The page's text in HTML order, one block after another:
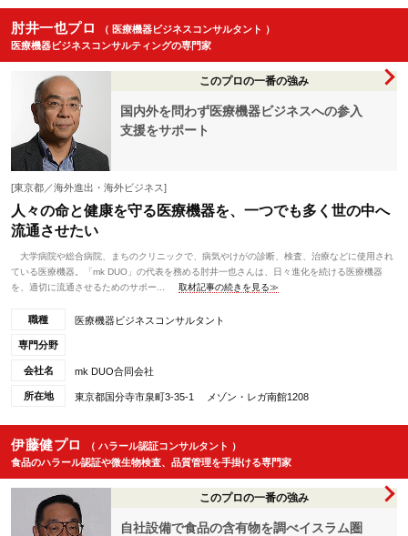
肘井一也プロ
（ 医療機器ビジネスコンサルタント ）
医療機器ビジネスコンサルティングの専門家
このプロの一番の強み
国内外を問わず医療機器ビジネスへの参入
支援をサポート
[東京都／海外進出・海外ビジネス]
人々の命と健康を守る医療機器を、一つでも多く世の中へ
流通させたい
大学病院や総合病院、まちのクリニックで、病気やけがの診断、検査、治療などに使用され
ている医療機器。「mk DUO」の代表を務める肘井一也さんは、日々進化を続ける医療機器
を、適切に流通させるためのサポー...
取材記事の続きを見る≫
職種 医療機器ビジネスコンサルタント
専門分野
会社名 mk DUO合同会社
所在地 東京都国分寺市泉町3-35-1 メゾン・レガ南館1208
伊藤健プロ
（ ハラール認証コンサルタント ）
食品のハラール認証や微生物検査、品質管理を手掛ける専門家
このプロの一番の強み
自社設備で食品の含有物を調べイスラム圏